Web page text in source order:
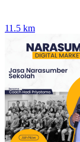
11.5 km